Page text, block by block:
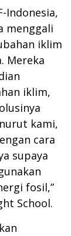
Indonesia,
menggali
iklim
Mereka
iklim,
kami,
cara
supaya
fosil,”
School.